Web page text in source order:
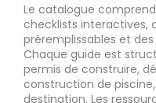
Le catalogue
checklists interactives,
préremplissables et
Chaque guide est
permis de construire,
construction de
destination. Les